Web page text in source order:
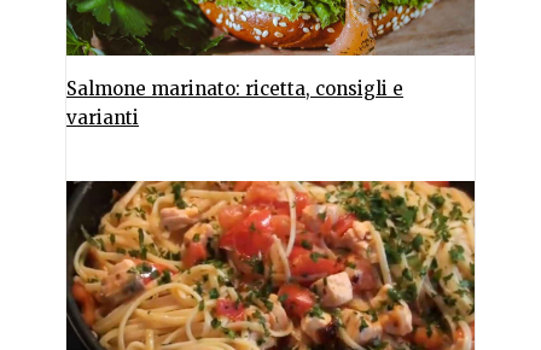
Salmone marinato: ricetta, consigli e
varianti